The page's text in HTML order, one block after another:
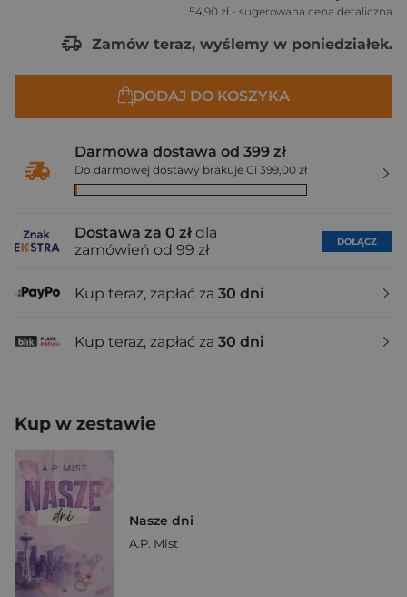
54,90 zł - sugerowana cena detaliczna
Zamów teraz, wyślemy w poniedziałek.
DODAJ DO KOSZYKA
Darmowa dostawa od 399 zł
Do darmowej dostawy brakuje Ci 399,00 zł
Dostawa za 0 zł dla
zamówień od 99 zł
DOŁĄCZ
Kup teraz, zapłać za 30 dni
Kup teraz, zapłać za 30 dni
Kup w zestawie
Nasze dni
A.P. Mist